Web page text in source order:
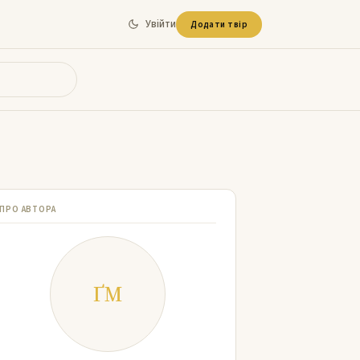
Увійти Додати твір
ПРО АВТОРА
ҐМ